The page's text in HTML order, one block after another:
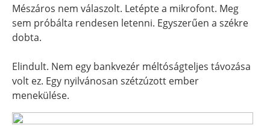
Mészáros nem válaszolt. Letépte a mikrofont. Meg
sem próbálta rendesen letenni. Egyszerűen a székre
dobta.
Elindult. Nem egy bankvezér méltóságteljes távozása
volt ez. Egy nyilvánosan szétzúzott ember
menekülése.